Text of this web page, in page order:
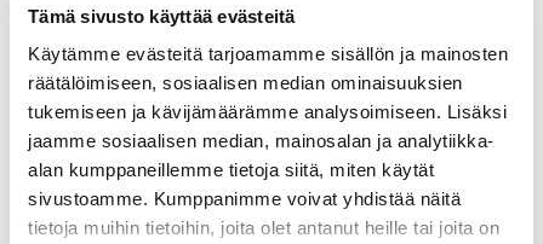
Tämä sivusto käyttää evästeitä
Käytämme evästeitä tarjoamamme sisällön ja mainosten
räätälöimiseen, sosiaalisen median ominaisuuksien
tukemiseen ja kävijämäärämme analysoimiseen. Lisäksi
jaamme sosiaalisen median, mainosalan ja analytiikka-
alan kumppaneillemme tietoja siitä, miten käytät
sivustoamme. Kumppanimme voivat yhdistää näitä
tietoja muihin tietoihin, joita olet antanut heille tai joita on
merkittävällä tavalla, niin rakennusvalvonnalta
tulee hakea maisematyölupaa puunkaatoa varten.
Maisematyölupa voidaan myöntää vain kiinteistön
omistajalle.
Tarvitseeko ilmalämpöpumpun
asentaminen luvan
viranomaiselta?